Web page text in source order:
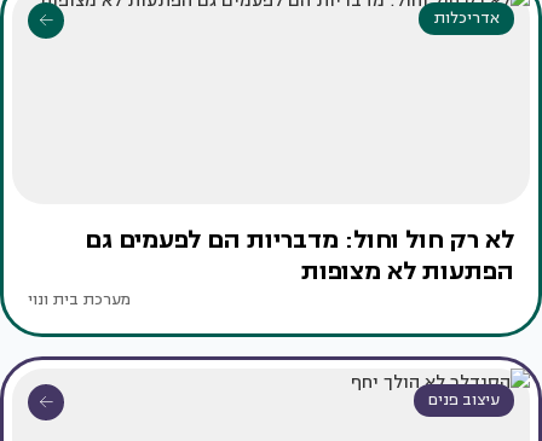
אדריכלות
לא רק חול וחול: מדבריות הם לפעמים גם
הפתעות לא מצופות
מערכת בית ונוי
עיצוב פנים